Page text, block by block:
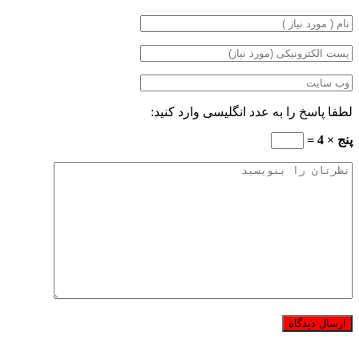
لطفا پاسخ را به عدد انگلیسی وارد کنید:
پنج × 4 =